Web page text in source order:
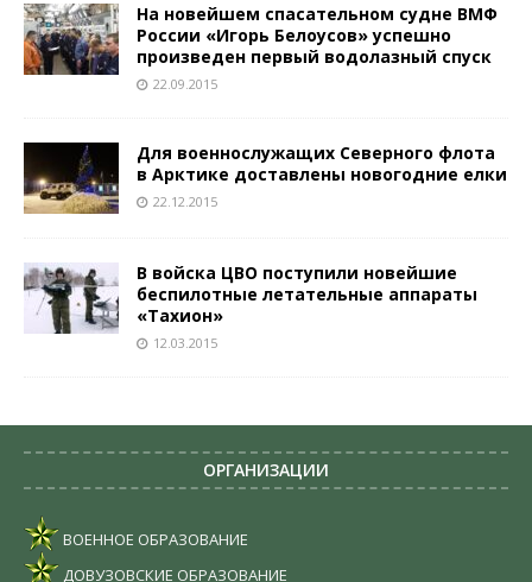
На новейшем спасательном судне ВМФ
России «Игорь Белоусов» успешно
произведен первый водолазный спуск
22.09.2015
Для военнослужащих Северного флота
в Арктике доставлены новогодние елки
22.12.2015
В войска ЦВО поступили новейшие
беспилотные летательные аппараты
«Тахион»
12.03.2015
ОРГАНИЗАЦИИ
ВОЕННОЕ ОБРАЗОВАНИЕ
ДОВУЗОВСКИЕ ОБРАЗОВАНИЕ